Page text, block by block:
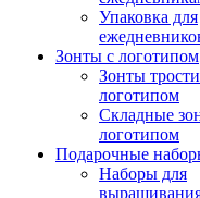
Упаковка для
Зонты с логотипом
Зонты
логотипом
Складные
логотипом
Подарочные
Наборы для